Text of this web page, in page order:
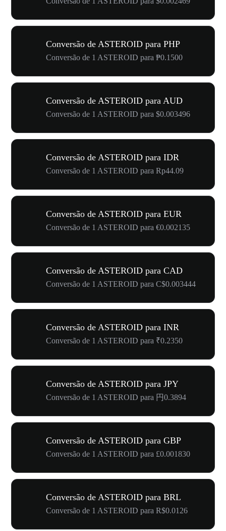
Conversão de ASTEROID para PHP
Conversão de 1 ASTEROID para ₱0.1500
Conversão de ASTEROID para AUD
Conversão de 1 ASTEROID para $0.003496
Conversão de ASTEROID para IDR
Conversão de 1 ASTEROID para Rp44.09
Conversão de ASTEROID para EUR
Conversão de 1 ASTEROID para €0.002135
Conversão de ASTEROID para CAD
Conversão de 1 ASTEROID para C$0.003444
Conversão de ASTEROID para INR
Conversão de 1 ASTEROID para ₹0.2350
Conversão de ASTEROID para JPY
Conversão de 1 ASTEROID para 円0.3894
Conversão de ASTEROID para GBP
Conversão de 1 ASTEROID para £0.001830
Conversão de ASTEROID para BRL
Conversão de 1 ASTEROID para R$0.0126